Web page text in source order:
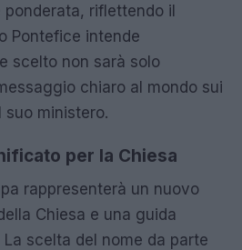
riflettendo il
Pontefice intende
scelto non sarà solo
chiaro al mondo sui
suo ministero.
per la Chiesa
rappresenterà un nuovo
Chiesa e una guida
scelta del nome da parte